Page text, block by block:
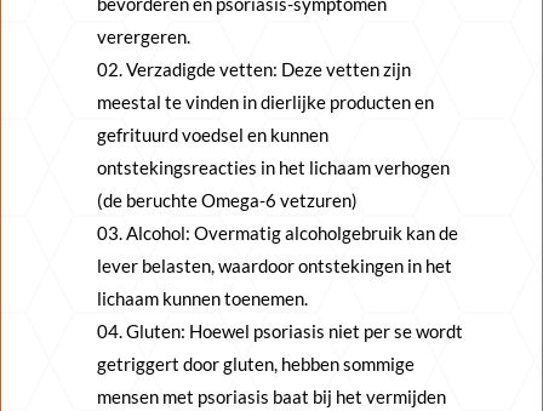
verergeren.
Verzadigde vetten: Deze vetten zijn
meestal te vinden in dierlijke producten en
gefrituurd voedsel en kunnen
ontstekingsreacties in het lichaam verhogen
(de beruchte Omega-6 vetzuren)
Alcohol: Overmatig alcoholgebruik kan de
lever belasten, waardoor ontstekingen in het
lichaam kunnen toenemen.
Gluten: Hoewel psoriasis niet per se wordt
getriggert door gluten, hebben sommige
mensen met psoriasis baat bij het vermijden